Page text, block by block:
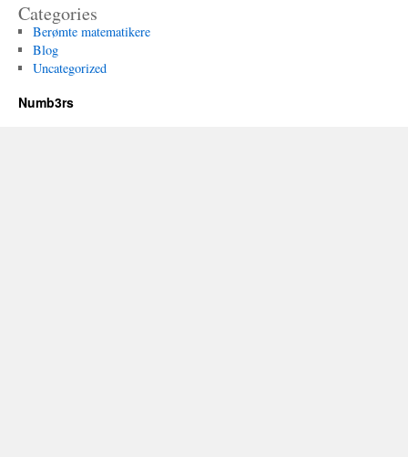
Categories
Berømte matematikere
Blog
Uncategorized
Numb3rs